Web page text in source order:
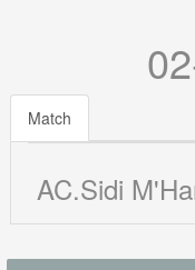
Match
AC.Sidi